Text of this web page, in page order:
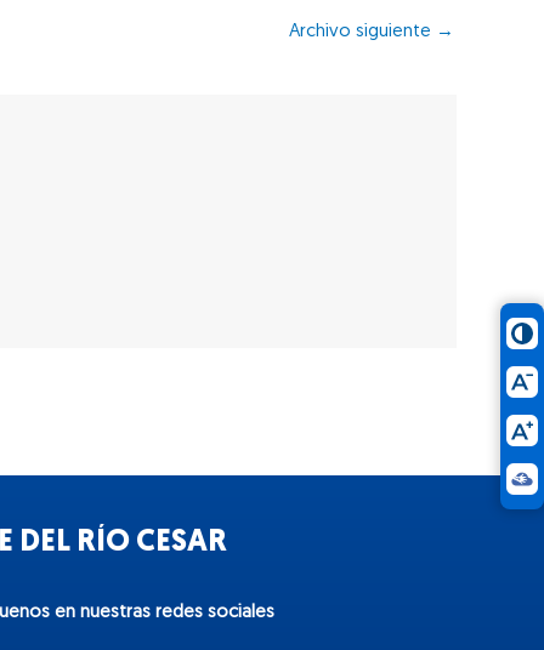
Archivo siguiente →
DEL RÍO CESAR
en nuestras redes sociales